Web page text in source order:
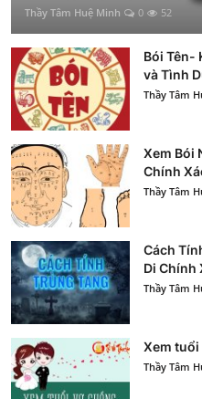
Thầy Tâm Huệ Minh 0 52
Bói Tên-
và Tình
Thầy Tâm
Xem Bói
Chính
Thầy Tâm
Cách
Di Chính
Thầy Tâm
Xem
Thầy Tâm